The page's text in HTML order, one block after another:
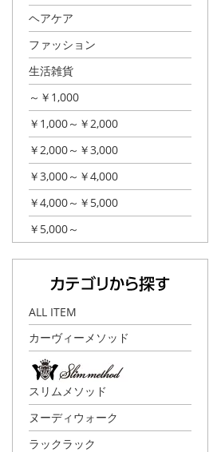
ヘアケア
ファッション
生活雑貨
～￥1,000
￥1,000～￥2,000
￥2,000～￥3,000
￥3,000～￥4,000
￥4,000～￥5,000
￥5,000～
ALL ITEM
カーヴィーメソッド
スリムメソッド
ヌーディウォーク
ラックラック